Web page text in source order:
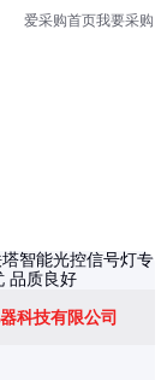
爱采购首页我要采购
科技有限公司